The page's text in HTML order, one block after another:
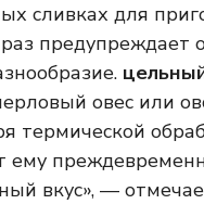
сливках для
предупреждает
овес или
термической
ему
вкус», —